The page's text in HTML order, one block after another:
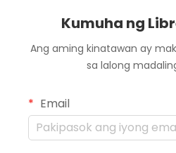
Kumuha ng
Ang aming kinatawan ay
sa lalong
Email